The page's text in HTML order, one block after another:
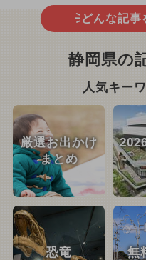
どんな記事
静岡県の
人気キー
厳選お出かけ
まとめ
恐竜 無